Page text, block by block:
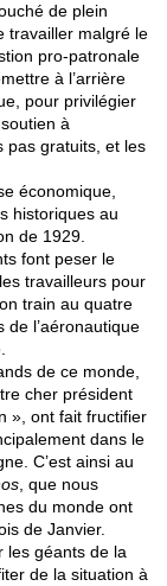
de plein
travailler malgré le
pro-patronale
à l’arrière
pour privilégier
à
pas gratuits, et les
économique,
historiques au
de 1929.
font peser le
travailleurs pour
train au quatre
l’aéronautique
de ce monde,
cher président
», ont fait fructifier
dans le
C’est ainsi au
, que nous
du monde ont
de Janvier.
les géants de la
de la situation à